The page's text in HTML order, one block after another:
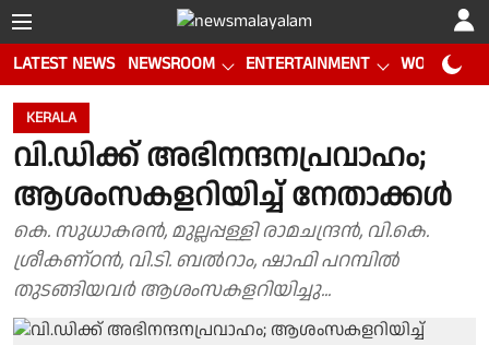
LATEST NEWS NEWSROOM ENTERTAINMENT WORLD CUP
KERALA
വി.ഡിക്ക് അഭിനന്ദനപ്രവാഹം;
ആശംസകളറിയിച്ച് നേതാക്കൾ
കെ. സുധാകരൻ, മുല്ലപ്പള്ളി രാമചന്ദ്രൻ, വി.കെ.
ശ്രീകണ്ഠൻ, വി.ടി. ബൽറാം, ഷാഫി പറമ്പിൽ
തുടങ്ങിയവർ ആശംസകളറിയിച്ചു...